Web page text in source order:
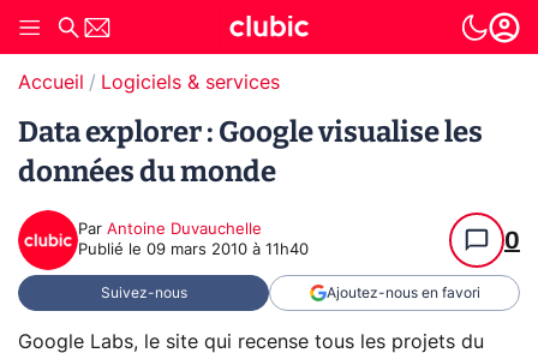
Accueil Logiciels & services
Data explorer : Google visualise les
données du monde
Par Antoine Duvauchelle
Publié le 09 mars 2010 à 11h40 0
Suivez-nous Ajoutez-nous en favori
Google Labs, le site qui recense tous les projets du